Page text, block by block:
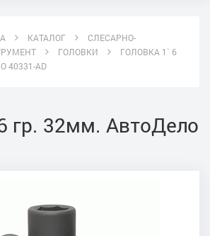
КАТАЛОГ
СЛЕСАРНО-
ГОЛОВКИ
ГОЛОВКА 1` 6
40331-AD
гр. 32мм. AвтоДело